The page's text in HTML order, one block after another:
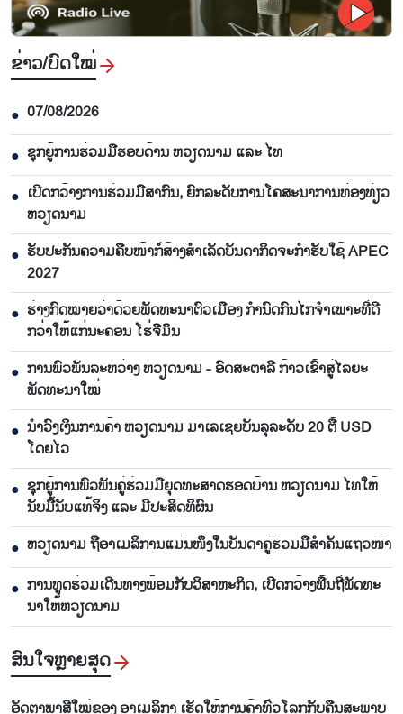
ຂ່າວ/ບົດ​ໃໝ່
● 07/08/2026
● ຊຸກຍູ້ການຮ່ວມມືຮອບດ້ານ ຫວຽດນາມ ແລະ ໄທ
● ເປີດກວ້າງການຮ່ວມມືສາກົນ, ຍົກລະດັບການໂຄສະນາການທ່ອງທ່ຽວ
ຫວຽດນາມ
● ຮັບປະກັນຄວາມຄືບໜ້າກໍ່ສ້າງສຳເລັດບັນດາກິດຈະກຳຮັບໃຊ້ APEC
2027
● ຮ່າງກົດໝາຍວ່າດ້ວຍພັດທະນາຕົວເມືອງ ກຳນົດກົນໄກຈຳເພາະທີ່ດີ
ກວ່າໃຫ້ແກ່ນະຄອນ ໂຮ່ຈີມິນ
● ການພົວພັນລະຫວ່າງ ຫວຽດນາມ - ອົດສະຕາລີ ກ້າວເຂົ້າສູ່ໄລຍະ
ພັດທະນາໃໝ່
● ນຳ​ວົງ​ເງິນ​ການ​ຄ້າ ຫວຽດ​ນາມ ມາ​ເລ​ເຊຍ​ບັນ​ລຸ​ລະ​ດັບ 20 ຕື້ USD
ໂດຍ​ໄວ
● ຊຸກ​ຍູ້​ການ​ພົວ​ພັນ​ຄູ່​ຮ່ວມ​ມື​ຍຸດ​ທະ​ສາດ​ຮອດ​ບ້ານ ຫວຽດ​ນາມ ໄທ​ໃຫ້​
ນັບ​ມື້​ນັບ​ແທ້​ຈິງ ແລະ ມີ​ປະ​ສິດ​ທິ​ຜົນ
● ຫ​ວຽດ​ນາມ ຖື​ອາ​ເມ​ລິ​ການ​ແມ່ນ​ໜຶ່ງ​ໃນ​ບັນ​ດາ​ຄູ່​ຮ່ວມ​ມື​ສຳ​ຄັນ​ແຖວ​ໜ້າ
● ການ​ທູດ​ຮ່ວມ​ເດີນ​ທາງ​ພ້ອມກັບ​ວິ​ສາ​ຫະ​ກ​ິດ, ເປີດກວ້າງ​ພື້ນ​ຖີ່​ພັດ​ທະ​
ນາ​ໃຫ້​ຫວຽດ​ນາມ
ສົນ​ໃຈ​ຫຼາຍ​ສຸດ